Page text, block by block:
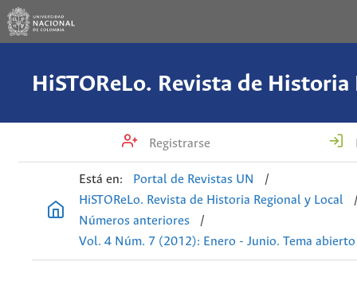
Registrarse
Está en: Portal de Revistas UN
/
HiSTOReLo. Revista de Historia Regional y Local
Números anteriores
/
Vol. 4 Núm. 7 (2012): Enero - Junio. Tema abierto